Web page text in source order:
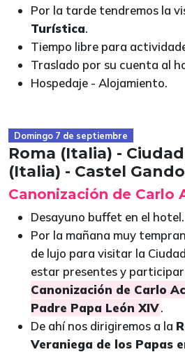
Por la tarde tendremos la
Turística.
Tiempo libre para
Traslado por su cuenta al
Hospedaje - Alojamiento.
Domingo 7 de septiembre
Roma (Italia) -
(Italia) - Castel
Canonización de Carlo
Desayuno buffet en el hotel.
Por la mañana muy
de lujo para visitar la
estar presentes y participar
Canonización de Carlo
Padre Papa León XIV.
De ahí nos dirigiremos a la
Veraniega de los Papas